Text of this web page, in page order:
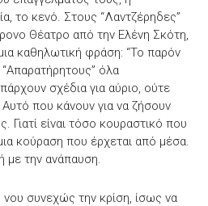
το κενό. Στους “Λαντζέρηδες”
Θέατρο από την Ελένη Σκότη,
καθηλωτική φράση: “Το παρόν
“Απαρατήρητους” όλα
σχέδια για αύριο, ούτε
Αυτό που κάνουν για να ζήσουν
Γιατί είναι τόσο κουραστικό που
κούραση που έρχεται από μέσα.
με την ανάπαυση.
συνεχώς την κρίση, ίσως να